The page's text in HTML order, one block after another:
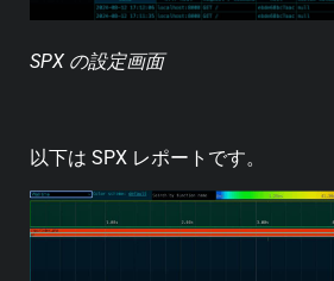
SPX の設定画面
以下は SPX レポートです。